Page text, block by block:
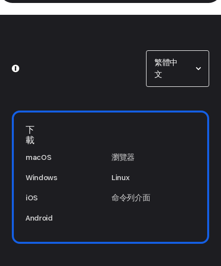
繁體中
文
Show options
下
載
macOS
Windows
iOS
Android
瀏覽器
Linux
命令列介面